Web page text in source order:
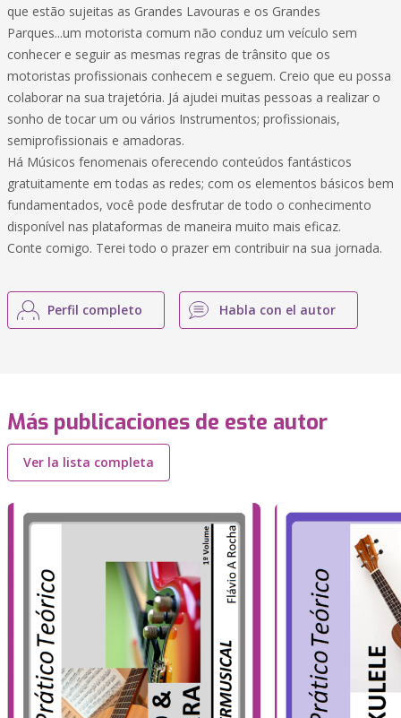
que estão sujeitas as Grandes Lavouras e os Grandes
Parques...um motorista comum não conduz um veículo sem
conhecer e seguir as mesmas regras de trânsito que os
motoristas profissionais conhecem e seguem. Creio que eu possa
colaborar na sua trajetória. Já ajudei muitas pessoas a realizar o
sonho de tocar um ou vários Instrumentos; profissionais,
semiprofissionais e amadoras.
Há Músicos fenomenais oferecendo conteúdos fantásticos
gratuitamente em todas as redes; com os elementos básicos bem
fundamentados, você pode desfrutar de todo o conhecimento
disponível nas plataformas de maneira muito mais eficaz.
Conte comigo. Terei todo o prazer em contribuir na sua jornada.
Perfil completo Habla con el autor
Más publicaciones de este autor
Ver la lista completa